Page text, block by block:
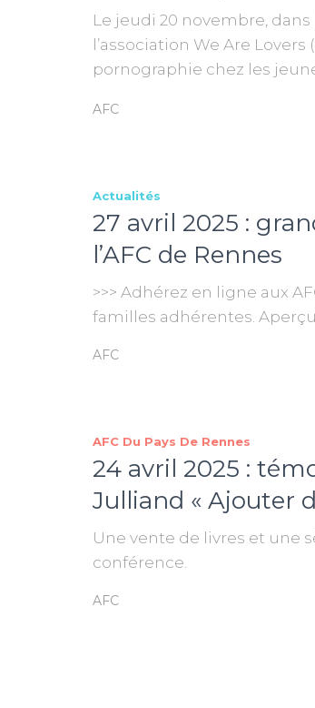
Le jeudi 20 novembre,
l’association We Are
pornographie chez les
AFC
Actualités
27 avril 2025 :
l’AFC de Rennes
>>> Adhérez en ligne aux
familles adhérentes.
AFC
AFC Du Pays De Rennes
24 avril 2025 :
Julliand « Ajouter
Une vente de livres et une
conférence.
AFC